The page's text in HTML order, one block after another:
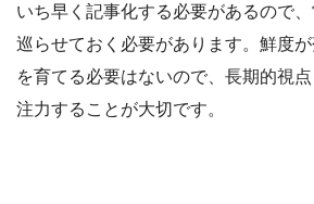
いち早く記事化する必要があるので
巡らせておく必要があります。鮮度
を育てる必要はないので、長期的視
注力することが大切です。